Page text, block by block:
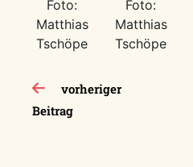
Foto:
Matthias
Tschöpe
Foto:
Matthias
Tschöpe
Beitragsnavigation
vorheriger
Beitrag